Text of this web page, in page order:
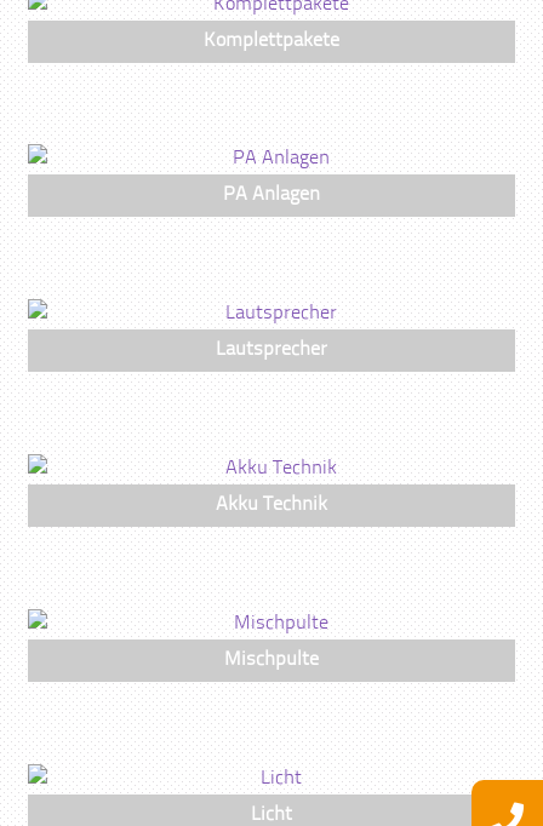
Komplettpakete
PA Anlagen
Lautsprecher
Akku Technik
Mischpulte
Licht